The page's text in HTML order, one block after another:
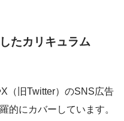
たカリキュラム
（旧Twitter）のSNS広告
的にカバーしています。